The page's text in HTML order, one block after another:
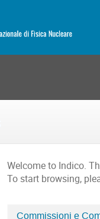
Welcome to Indico.
To start browsing,
Commissioni e